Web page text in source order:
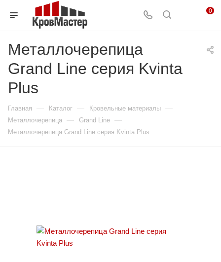
0
Металлочерепица
Grand Line серия Kvinta
Plus
Главная — Каталог — Кровельные материалы —
Металлочерепица — Grand Line —
Металлочерепица Grand Line серия Kvinta Plus